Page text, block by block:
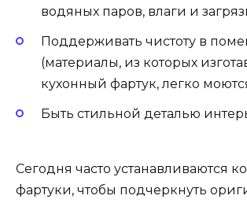
водяных паров, влаги и
Поддерживать чистоту в
(материалы, из которых
кухонный фартук, легко
Быть стильной деталью
Сегодня часто устанавливаются
фартуки, чтобы подчеркнуть